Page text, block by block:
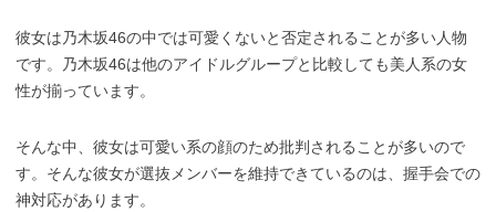
彼女は乃木坂46の中では可愛くないと否定されることが多い人物
です。乃木坂46は他のアイドルグループと比較しても美人系の女
性が揃っています。
そんな中、彼女は可愛い系の顔のため批判されることが多いので
す。そんな彼女が選抜メンバーを維持できているのは、握手会での
神対応があります。